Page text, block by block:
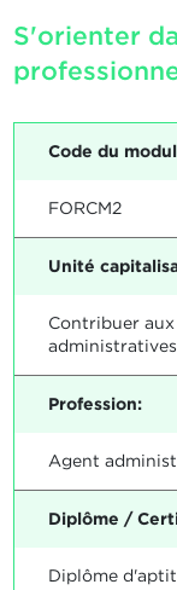
S'orienter
Code du
FORCM2
Unité
Contribuer
Profession:
Agent
Diplôme /
Diplôme